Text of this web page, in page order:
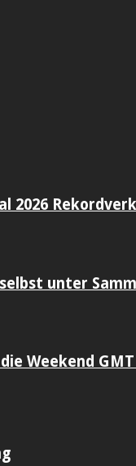
2026
unter
die Weekend